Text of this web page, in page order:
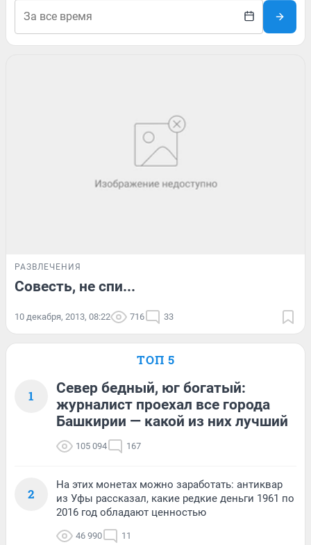
РАЗВЛЕЧЕНИЯ
Совесть, не спи...
10 декабря, 2013, 08:22 716 33
ТОП 5
1
Север бедный, юг богатый:
журналист проехал все города
Башкирии — какой из них лучший
105 094 167
2
На этих монетах можно заработать: антиквар
из Уфы рассказал, какие редкие деньги 1961 по
2016 год обладают ценностью
46 990 11